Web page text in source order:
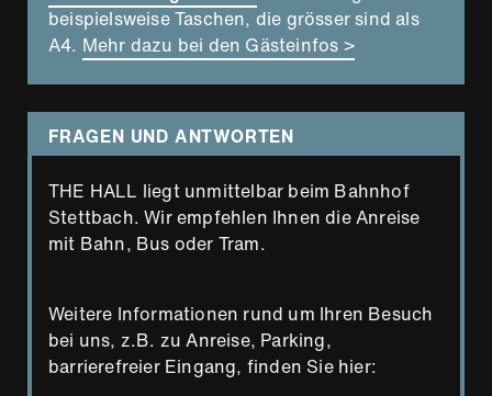
beispielsweise Taschen, die grösser sind als
A4. Mehr dazu bei den Gästeinfos >
FRAGEN UND ANTWORTEN
THE HALL liegt unmittelbar beim Bahnhof
Stettbach. Wir empfehlen Ihnen die Anreise
mit Bahn, Bus oder Tram.
Weitere Informationen rund um Ihren Besuch
bei uns, z.B. zu Anreise, Parking,
barrierefreier Eingang, finden Sie hier: